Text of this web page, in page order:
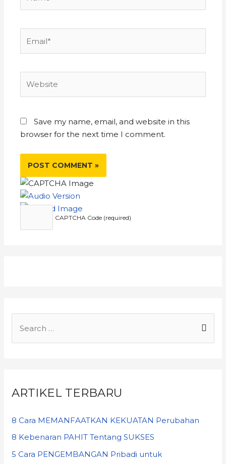
Save my name, email, and website in this
browser for the next time I comment.
CAPTCHA Code (required)
ARTIKEL TERBARU
8 Cara MEMANFAATKAN KEKUATAN Perubahan
8 Kebenaran PAHIT Tentang SUKSES
5 Cara PENGEMBANGAN Pribadi untuk